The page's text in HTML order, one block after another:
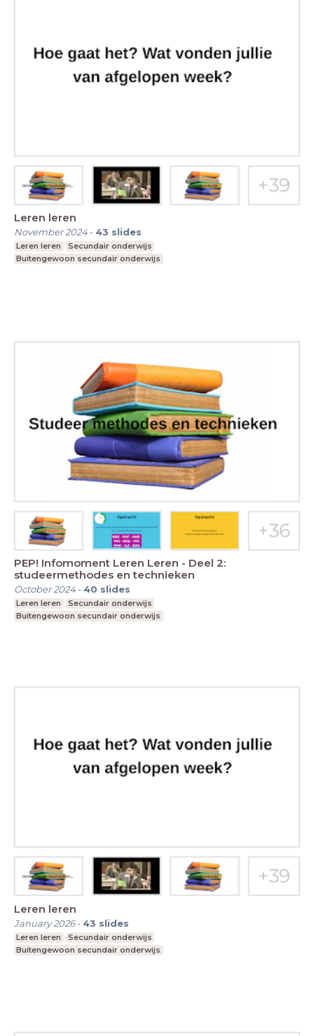
Leren leren
November 2024- 43 slides
Leren leren
Secundair onderwijs
Buitengewoon secundair onderwijs
PEP! Infomoment Leren Leren - Deel 2:
studeermethodes en technieken
October 2024- 40 slides
Leren leren
Secundair onderwijs
Buitengewoon secundair onderwijs
Leren leren
January 2026- 43 slides
Leren leren
Secundair onderwijs
Buitengewoon secundair onderwijs